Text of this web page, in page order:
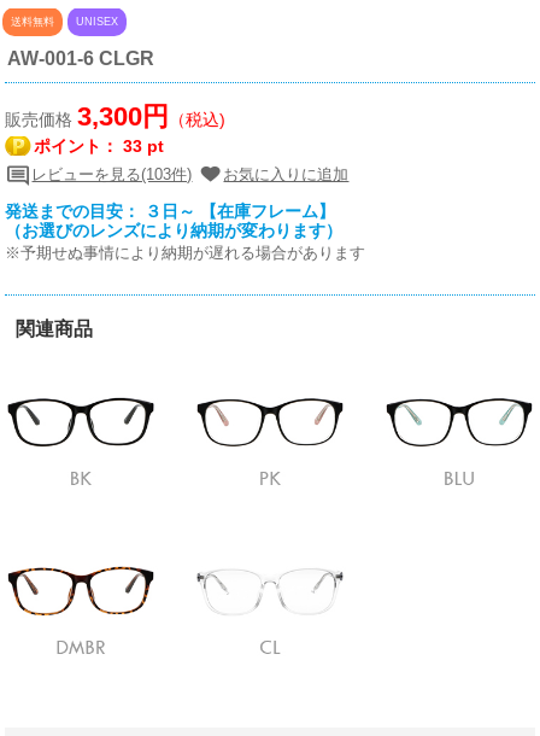
送料無料 UNISEX
AW-001-6 CLGR
販売価格3,300円
（税込)
ポイント：33 pt
レビューを見る(103件) お気に入りに追加
発送までの目安： ３日～ 【在庫フレーム】
（お選びのレンズにより納期が変わります）
※予期せぬ事情により納期が遅れる場合があります
関連商品